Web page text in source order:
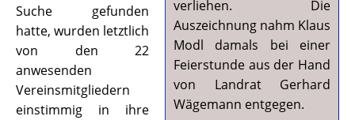
verliehen. Die
Auszeichnung nahm Klaus
Modl damals bei einer
Feierstunde aus der Hand
von Landrat Gerhard
Wägemann entgegen.
Suche gefunden
hatte, wurden letztlich
von den 22
anwesenden
Vereinsmitgliedern
einstimmig in ihre